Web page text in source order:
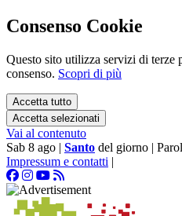
Consenso Cookie
Questo sito utilizza servizi di terze
consenso. Scopri di più
Accetta tutto
Accetta selezionati
Vai al contenuto
Sab 8 ago | Santo del giorno |
Impressum e contatti |